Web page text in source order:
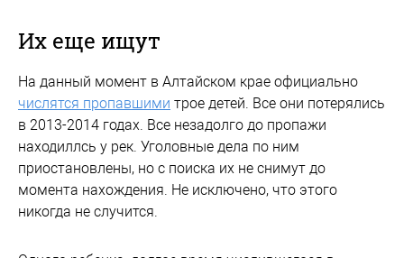
Их еще ищут
На данный момент в Алтайском крае официально
числятся пропавшими трое детей. Все они потерялись
в 2013-2014 годах. Все незадолго до пропажи
находиллсь у рек. Уголовные дела по ним
приостановлены, но с поиска их не снимут до
момента нахождения. Не исключено, что этого
никогда не случится.